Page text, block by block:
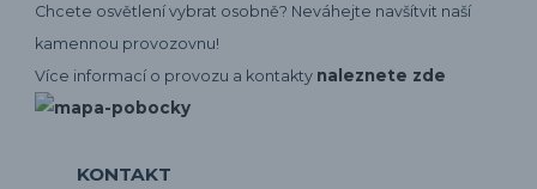
Chcete osvětlení vybrat osobně? Neváhejte navšítvit naší
kamennou provozovnu!
Více informací o provozu a kontakty naleznete zde
KONTAKT